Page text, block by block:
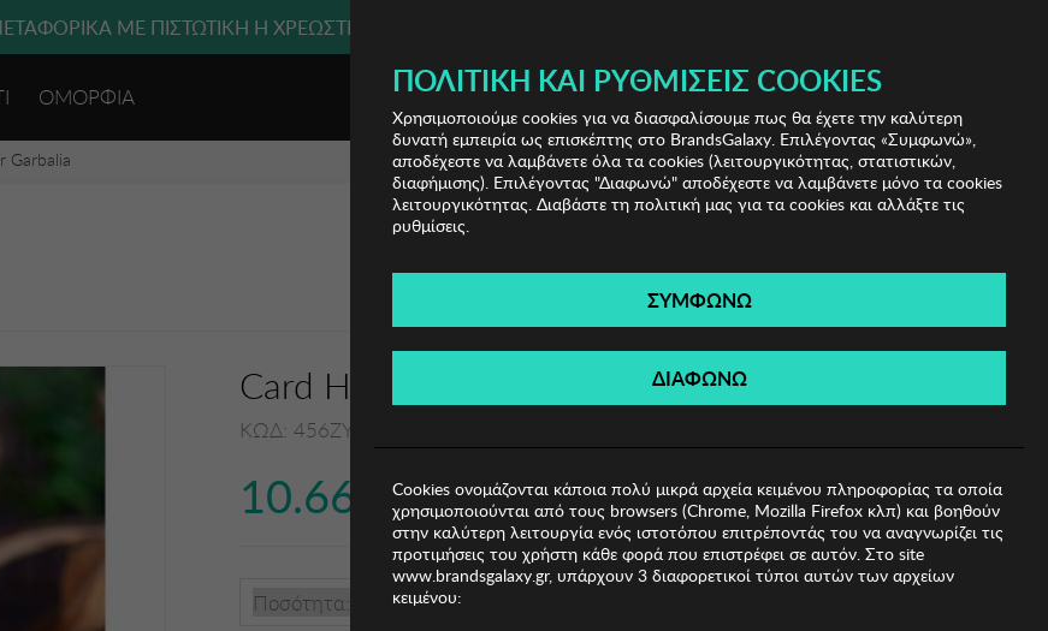
ΜΕΤΑΦΟΡΙΚΑ ΜΕ ΑΓΟΡΕΣ ΑΠΌ 49€ ΚΑΙ ΆΝΩ!
ΜΕ ΠΙΣΤΩΤΙΚΗ Ή ΧΡΕΩΣΤΙΚΗ ΚΑΡΤΑ, PAYPAL & IRIS!
ΟΜΟΡΦΙΑ (0)
Garbalia
Card Holder Garbalia
ΚΩΔ: 456ZYM2113
10.66€
Ποσότητα:
ΠΟΛΙΤΙΚΉ ΚΑΙ ΡΥΘΜΊΣΕΙΣ COOKIES
Χρησιμοποιούμε cookies για να διασφαλίσουμε πως θα έχετε την καλύτερη
δυνατή εμπειρία ως επισκέπτης στο BrandsGalaxy. Επιλέγοντας «Συμφωνώ»,
αποδέχεστε να λαμβάνετε όλα τα cookies (λειτουργικότητας, στατιστικών,
διαφήμισης). Επιλέγοντας "Διαφωνώ" αποδέχεστε να λαμβάνετε μόνο τα cookies
λειτουργικότητας. Διαβάστε τη πολιτική μας για τα cookies και αλλάξτε τις
ρυθμίσεις.
ΣΥΜΦΩΝΩ
ΔΙΑΦΩΝΩ
Cookies ονομάζονται κάποια πολύ μικρά αρχεία κειμένου πληροφορίας τα οποία
χρησιμοποιούνται από τους browsers (Chrome, Mozilla Firefox κλπ) και βοηθούν
στην καλύτερη λειτουργία ενός ιστοτόπου επιτρέποντάς του να αναγνωρίζει τις
προτιμήσεις του χρήστη κάθε φορά που επιστρέφει σε αυτόν. Στο site
www.brandsgalaxy.gr, υπάρχουν 3 διαφορετικοί τύποι αυτών των αρχείων
κειμένου: